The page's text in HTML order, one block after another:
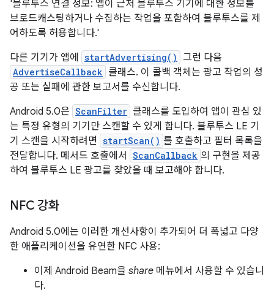
'블루투스 연결 정보: 앱이 근처 블루투스 기기에 대한 정보를
브로드캐스팅하거나 수집하는 작업을 포함하여 블루투스를 제
어하도록 허용합니다.'
다른 기기가 앱에
startAdvertising() 그런 다음
AdvertiseCallback 클래스. 이 콜백 객체는 광고 작업의 성
공 또는 실패에 관한 보고서를 수신합니다.
Android 5.0은 ScanFilter 클래스를 도입하여 앱이 관심 있
는 특정 유형의 기기만 스캔할 수 있게 합니다. 블루투스 LE 기
기 스캔을 시작하려면 startScan() 를 호출하고 필터 목록을
전달합니다. 메서드 호출에서
ScanCallback 의 구현을 제공
하여 블루투스 LE 광고를 찾았을 때 보고해야 합니다.
NFC 강화
Android 5.0에는 이러한 개선사항이 추가되어 더 폭넓고 다양
한 애플리케이션을 유연한 NFC 사용:
이제 Android Beam을 share 메뉴에서 사용할 수 있습니
다.